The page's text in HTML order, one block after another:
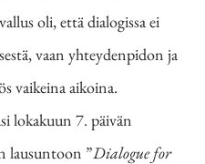
oli, että dialogissa ei
vaan yhteydenpidon ja
vaikeina aikoina.
lokakuun 7. päivän
lausuntoon ”Dialogue for